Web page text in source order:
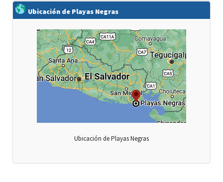
Ubicación de Playas Negras
Ubicación de Playas Negras